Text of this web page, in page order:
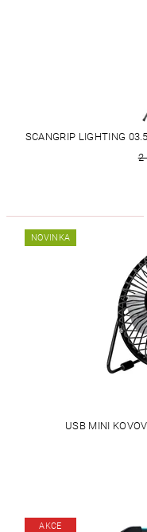
SCANGRIP LIGHTING
2
NOVINKA
USB MINI
AKCE